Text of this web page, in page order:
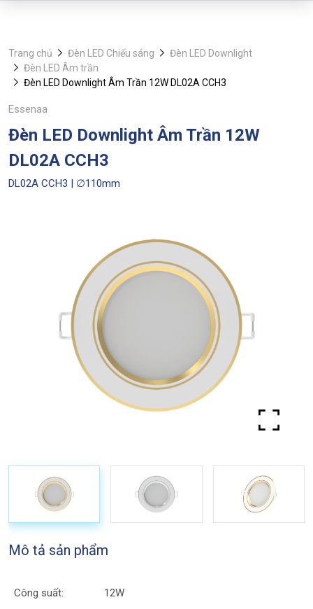
Trang chủ Đèn LED Chiếu sáng
Đèn LED Downlight
Đèn LED Âm trần
Đèn LED Downlight Âm Trần 12W DL02A CCH3
Essenaa
Đèn LED Downlight Âm Trần 12W
DL02A CCH3
DL02A CCH3 | ∅110mm
Mô tả sản phẩm
Công suất: 12W